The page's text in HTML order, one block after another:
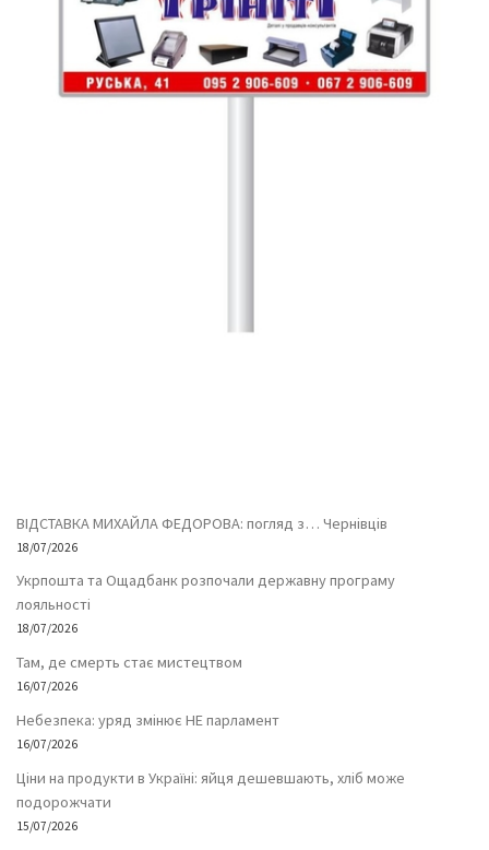
ВІДСТАВКА МИХАЙЛА ФЕДОРОВА: погляд з… Чернівців
18/07/2026
Укрпошта та Ощадбанк розпочали державну програму
лояльності
18/07/2026
Там, де смерть стає мистецтвом
16/07/2026
Небезпека: уряд змінює НЕ парламент
16/07/2026
Ціни на продукти в Україні: яйця дешевшають, хліб може
подорожчати
15/07/2026